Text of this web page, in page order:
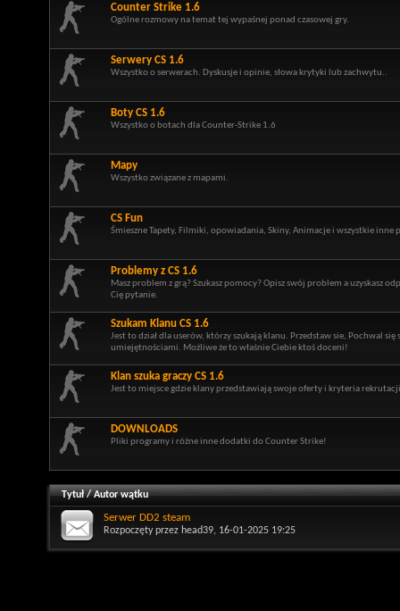
Counter Strike 1.6
Ogólne rozmowy na temat tej wypaśnej ponad czasowej gry.
Serwery CS 1.6
Wszystko o serwerach. Dyskusje i opinie, słowa krytyki lub zachwytu..
Boty CS 1.6
Wszystko o botach dla Counter-Strike 1.6
Mapy
Wszystko związane z mapami.
CS Fun
Śmieszne Tapety, Filmiki, opowiadania, Skiny, Animacje i wszystkie inne
Problemy z CS 1.6
Masz problem z grą? Szukasz pomocy? Opisz swój problem a uzyskasz
Cię pytanie.
Szukam Klanu CS 1.6
Jest to dział dla userów, którzy szukają klanu. Przedstaw sie, Pochwal się
umiejętnościami. Możliwe że to właśnie Ciebie ktoś doceni!
Klan szuka graczy CS 1.6
Jest to miejsce gdzie klany przedstawiają swoje oferty i kryteria
DOWNLOADS
Pliki programy i różne inne dodatki do Counter Strike!
Tytuł/Autor wątku
Serwer DD2 steam
Rozpoczęty przez head39, 16-01-2025 19:25